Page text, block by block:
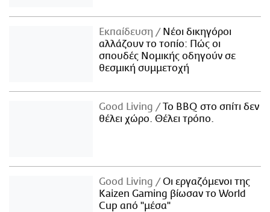
Εκπαίδευση
Νέοι δικηγόροι
αλλάζουν το τοπίο: Πώς οι
σπουδές Νομικής οδηγούν σε
θεσμική συμμετοχή
Good Living
Το BBQ στο σπίτι δεν
θέλει χώρο. Θέλει τρόπο.
Good Living
Οι εργαζόμενοι της
Kaizen Gaming βίωσαν το World
Cup από "μέσα"